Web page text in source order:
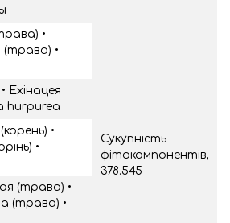
Сукупність
фітокомпонентів,
378.545
•
(трава) •
Ехінацея
hurpurea
•
•
(трава) •
(трава) •